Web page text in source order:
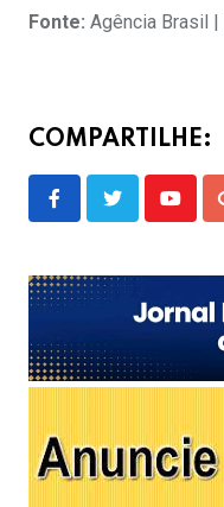
Fonte: Agência Brasil |
COMPARTILHE: